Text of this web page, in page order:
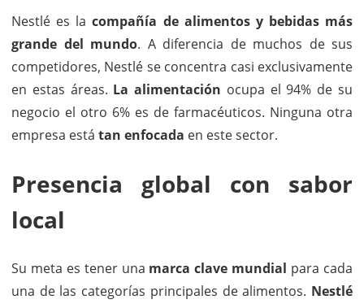
Nestlé es lacompañía de alimentos y bebidas más
grande del mundo. A diferencia de muchos de sus
competidores, Nestlé se concentra casi exclusivamente
en estas áreas. La alimentación ocupa el 94% de su
negocio el otro 6% es de farmacéuticos. Ninguna otra
empresa está tan enfocada en este sector.
Presencia global con sabor
local
Su meta es tener una marca clave mundial para cada
una de las categorías principales de alimentos. Nestlé